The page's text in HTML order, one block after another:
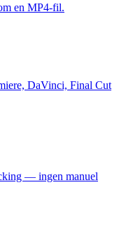
en MP4-fil.
DaVinci, Final Cut
— ingen manuel